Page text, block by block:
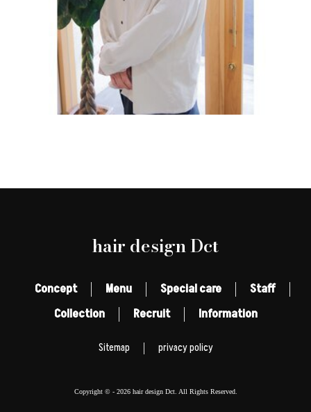
hair design Dct
Concept Menu Special care
Staff
Collection
Recruit Information
Sitemap privacy policy
Copyright © - 2026 hair design Dct. All Rights Reserved.